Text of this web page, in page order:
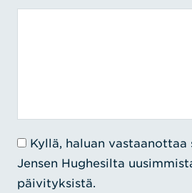
Kyllä, haluan vastaanottaa
Jensen Hughesilta
päivityksistä.